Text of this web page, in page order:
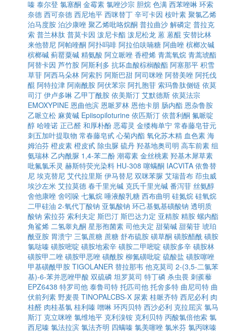
嗪 泰尔登 氯塞酮 金霉素 氯唑沙宗 胆烷 色满 西苯唑啉 环索
奈德 西可奈德 西尼地平 西咪替丁 辛可卡因 桉叶素 聚氯乙烯
泊马度胺 泊沙康唑 聚乙烯吡咯烷酮 普拉曲沙 解磷定 普拉克
索 普兰林肽 普莫卡因 泼尼卡酯 泼尼松龙 蒽 蒽醌 安替比林
来他替尼 阿帕喹酮 阿扑吗啡 阿拉伯呋喃糖 阿曲唑 槟榔次碱
槟榔碱 蓟罂粟碱 精氨酸 阿立哌唑 香橙烯 青蒿氧烷 青蒿琥酯
阿替卡因 芦竹胺 阿斯利多 抗坏血酸棕榈酸酯 阿塞那平 积雪
草苷 阿西马朵林 阿索肟 阿斯巴甜 阿司咪唑 阿替美唑 阿托伐
醌 阿特拉津 阿南酰胺 阿伏苯宗 阿扎胞苷 索玛鲁肽侧链 依莫
司汀 伊卢多啉 乙甲丁酰胺 依美斯汀 艾默德斯 依莫法宗
EMOXYPINE 恩曲他滨 恩哌罗林 恩他卡朋 肠内酯 恩杂鲁胺
乙哌立松 麻黄碱 Epiisopiloturine 依匹斯汀 依普利酮 氟哌啶
醇 哈喹诺 正己醛 和厚朴酚 恶霉灵 金缕梅单宁 常春藤皂苷元
刺五加叶提取物 常春藤皂甙 心菊内酯 氧化苏木精 血色素 海
姆泊芬 橙皮素 橙皮甙 除虫脲 硫丹 羟基地奥司明 高车前素 组
氨瑞林 乙内酰脲 1,4-苯二酚 潮霉素 金丝桃素 羟基木犀草素
吡氟氯禾灵 赫斯特荧光染料 HU-308 噻螨酮 IACVITA 依鲁替
尼 埃克替尼 艾代拉里斯 伊马替尼 双咪苯脲 艾瑞昔布 茚虫威
埃沙左米 艾拉莫德 春千里光碱 克氏千里光碱 番泻苷 丝氨醇
舍他康唑 舍吲哚 七氟烷 唾液酸乳糖 西布曲明 硅氮烷 硅氧烷
二甲硅油 2-氧代丁酸钠 亚氯酸钠 环己基氨基磺酸钠 透明质
酸钠 索拉芬 索利夫定 斯巴汀 斯巴达力定 亚精胺 精胺 螺内酯
角鲨烯 二氢睾丸酮 星形孢菌素 司他夫定 甜菊碱 甜菊苷 琥珀
酰亚胺 胃溃宁 三氯蔗糖 蔗糖 舒布硫胺 磺草酮 磺胺醋酰 磺胺
氯哒嗪 磺胺嘧啶 磺胺地索辛 磺胺二甲嘧啶 磺胺多辛 磺胺林
磺胺甲二唑 磺胺甲恶唑 磺酰胺 柳氮磺吡啶 硫酸盐 磺胺噻唑
甲基磺酰甲胺 TIGOLANER 替拉那韦 他克莫司 2-(3,5-二氯苯
基)-6-苯并恶唑甲酸 双硫磷 坦罗莫司 特丁磷 杀虫畏 刺蒺藜
EPZ6438 特罗司他 泰鲁司特 托匹司他 托舍多特 曲尼司特 曲
伏前列素 野麦畏 TINOPALCBS-X 尿素 桂哌齐特 西尼必利 肉
桂醛 肉桂基氯 桂利嗪 噌啉 环丙贝特 西沙必利 克拉屈滨 氯马
斯汀 克立咪唑 氯维地平 克利溴铵 克利贝特 丙酸氯倍他索 氯
西尼嗪 氯法拉滨 氯法齐明 四螨嗪 氯美噻唑 氯米芬 氯丙咪嗪